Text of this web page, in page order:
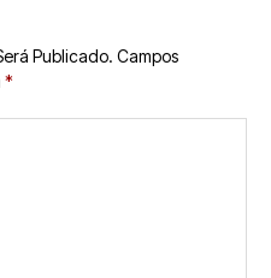
Publicado. Campos
*